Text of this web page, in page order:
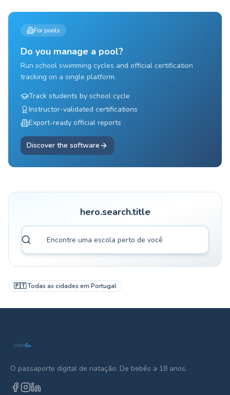
For pools
Do you manage a pool?
Run school swimming cycles and official certification
tracking on a single platform.
Track students by school cycle
Instructor-validated certifications
Export-ready official reports
Discover the software
hero.search.title
🇵🇹Todas as cidades em Portugal
O passaporte digital de natação. De bebês a 18 anos.